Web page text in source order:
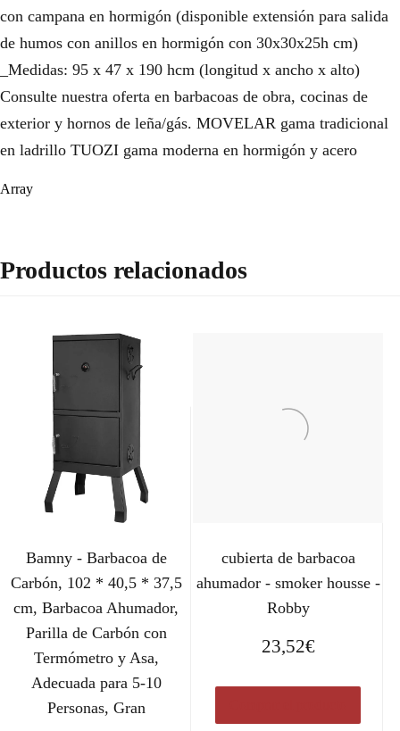
con campana en hormigón (disponible extensión para salida
de humos con anillos en hormigón con 30x30x25h cm)
_Medidas: 95 x 47 x 190 hcm (longitud x ancho x alto)
Consulte nuestra oferta en barbacoas de obra, cocinas de
exterior y hornos de leña/gás. MOVELAR gama tradicional
en ladrillo TUOZI gama moderna en hormigón y acero
Array
Productos relacionados
Bamny - Barbacoa de
Carbón, 102 * 40,5 * 37,5
cm, Barbacoa Ahumador,
Parilla de Carbón con
Termómetro y Asa,
Adecuada para 5-10
Personas, Gran
cubierta de barbacoa
ahumador - smoker housse -
Robby
23,52€